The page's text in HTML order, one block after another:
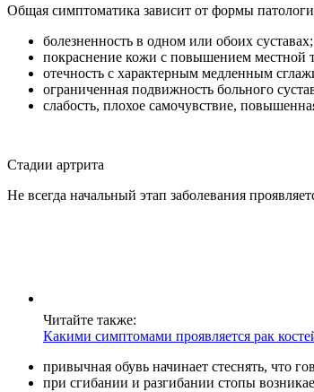
Общая симптоматика зависит от формы
болезненность в одном или обоих суставах;
покраснение кожи с повышением местной
отечность с характерным медленным
ограниченная подвижность больного
слабость, плохое самочувствие,
Стадии артрита
Не всегда начальный этап заболевания
Читайте также:
Какими симптомами проявляется рак
привычная обувь начинает стеснять, что
при сгибании и разгибании стопы